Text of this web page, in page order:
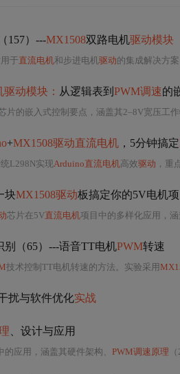
157）---MX1508双路电机驱动模块
于直流电机和步进电机驱动的集成解决方
动模块： 从逻辑表到 PWM调速的
片的嵌入式控制要点，涵盖其2–8V宽压工
+MX1508驱动直流电机 ，5分钟搞定
L298N实现Arduino直流电机高效驱动 ，重
块MX1508驱动板搞定你的5V电机
芯片在5V直流电机项目中的多样化应用，
别（65）---语音TT电机PWM转速
技术控制TT电机转速的方法。实验采用
扰与软件优化实战
、设计与应用
应用，涵盖其硬件架构、 PWM调速原理